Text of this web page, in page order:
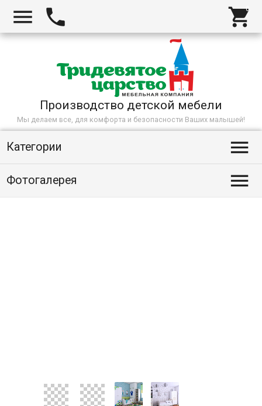
  
Производство детской мебели
Мы делаем все, для комфорта и безопасности Ваших малышей!
Категории 
Фотогалерея 